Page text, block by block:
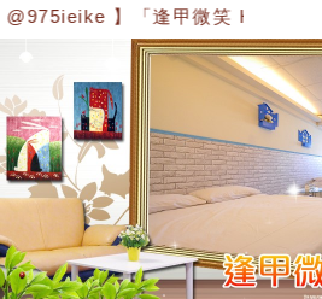
】「逢甲微笑 House」